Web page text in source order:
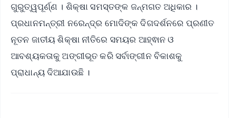
ଗୁରୁତ୍ୱପୂର୍ଣ୍ଣ । ଶିକ୍ଷା ସମସ୍ତଙ୍କ ଜନ୍ମଗତ ଅଧିକାର ।
ପ୍ରଧାନମନ୍ତ୍ରୀ ନରେନ୍ଦ୍ର ମୋଦିଙ୍କ ଦିଗଦର୍ଶନରେ ପ୍ରଣୀତ
ନୂତନ ଜାତୀୟ ଶିକ୍ଷା ନୀତିରେ ସମୟର ଆହ୍ଵାନ ଓ
ଆବଶ୍ୟକତାକୁ ଅଙ୍ଗୀଭୂତ କରି ସର୍ବାଙ୍ଗୀନ ବିକାଶକୁ
ପ୍ରାଧାନ୍ୟ ଦିଆଯାଉଛି ।